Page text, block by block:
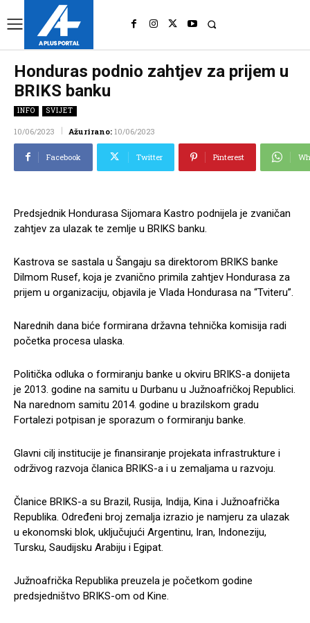
Honduras podnio zahtjev za prijem u
BRIKS banku
INFO SVIJET
10/06/2023 Ažurirano: 10/06/2023
Facebook Twitter Pinterest
Predsjednik Hondurasa Sijomara Kastro podnijela je zvaničan
zahtjev za ulazak te zemlje u BRIKS banku.
Kastrova se sastala u Šangaju sa direktorom BRIKS banke
Dilmom Rusef, koja je zvanično primila zahtjev Hondurasa za
prijem u organizaciju, objavila je Vlada Hondurasa na “Tviteru”.
Narednih dana biće formirana državna tehnička komisija radi
početka procesa ulaska.
Politička odluka o formiranju banke u okviru BRIKS-a donijeta
je 2013. godine na samitu u Durbanu u Južnoafričkoj Republici.
Na narednom samitu 2014. godine u brazilskom gradu
Fortalezi potpisan je sporazum o formiranju banke.
Glavni cilj institucije je finansiranje projekata infrastrukture i
održivog razvoja članica BRIKS-a i u zemaljama u razvoju.
Članice BRIKS-a su Brazil, Rusija, Indija, Kina i Južnoafrička
Republika. Određeni broj zemalja izrazio je namjeru za ulazak
u ekonomski blok, uključujući Argentinu, Iran, Indoneziju,
Tursku, Saudijsku Arabiju i Egipat.
Južnoafrička Republika preuzela je početkom godine
predsjedništvo BRIKS-om od Kine.